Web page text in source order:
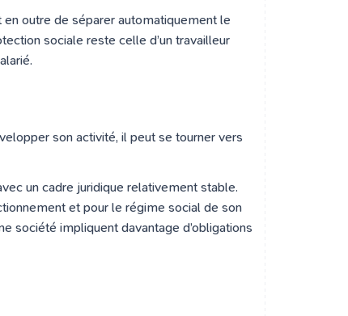
outre de séparer automatiquement le
sociale reste celle d’un travailleur
son activité, il peut se tourner vers
un cadre juridique relativement stable.
et pour le régime social de son
société impliquent davantage d’obligations